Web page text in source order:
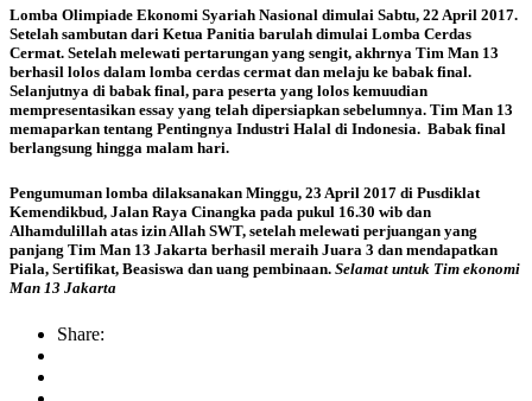
Lomba Olimpiade Ekonomi Syariah Nasional dimulai Sabtu, 22 April 2017.
Setelah sambutan dari Ketua Panitia barulah dimulai Lomba Cerdas
Cermat. Setelah melewati pertarungan yang sengit, akhrnya Tim Man 13
berhasil lolos dalam lomba cerdas cermat dan melaju ke babak final.
Selanjutnya di babak final, para peserta yang lolos kemuudian
mempresentasikan essay yang telah dipersiapkan sebelumnya. Tim Man 13
memaparkan tentang Pentingnya Industri Halal di Indonesia. Babak final
berlangsung hingga malam hari.
Pengumuman lomba dilaksanakan Minggu, 23 April 2017 di Pusdiklat
Kemendikbud, Jalan Raya Cinangka pada pukul 16.30 wib dan
Alhamdulillah atas izin Allah SWT, setelah melewati perjuangan yang
panjang Tim Man 13 Jakarta berhasil meraih Juara 3 dan mendapatkan
Piala, Sertifikat, Beasiswa dan uang pembinaan. Selamat untuk Tim ekonomi
Man 13 Jakarta
Share: